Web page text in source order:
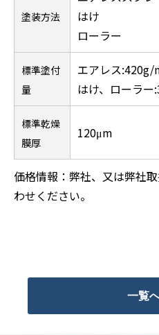
塗装方法
はけ
ローラー
標準塗付
量
エアレス
はけ、ローラ
標準乾燥
膜厚
120μm
価格情報：弊社、又は弊社
わせください。
一覧